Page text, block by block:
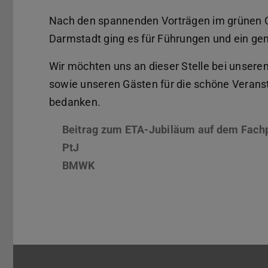
Nach den spannenden Vorträgen im grünen
Darmstadt ging es für Führungen und ein
Wir möchten uns an dieser Stelle bei
sowie unseren Gästen für die schöne
bedanken.
Beitrag zum ETA-Jubiläum auf dem
PtJ
BMWK